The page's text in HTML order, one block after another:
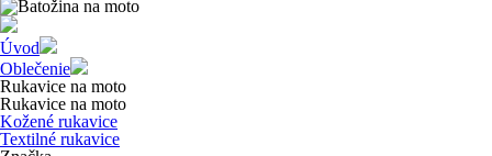
Úvod
Oblečenie
Rukavice na moto
Rukavice na moto
Kožené rukavice
Textilné rukavice